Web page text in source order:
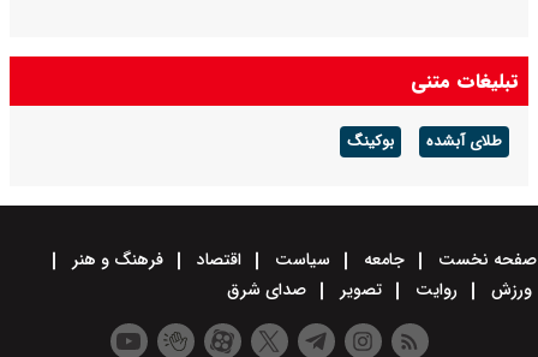
تبلیغات متنی
طلای آبشده بوکینگ
صفحه نخست جامعه سیاست اقتصاد
فرهنگ و هنر
ورزش
روایت تصویر صدای شرق